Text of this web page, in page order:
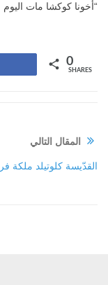
“أخونا كوكشا مات
0
SHARES
المقال التالي
القدّيسة كلوتيلد ملكة